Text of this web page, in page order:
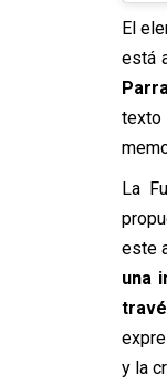
El
está
texto
La
este
una
y la